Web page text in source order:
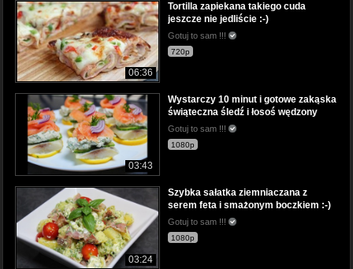
06:36
Tortilla zapiekana takiego cuda
jeszcze nie jedliście :-)
Gotuj to sam !!!
720p
03:43
Wystarczy 10 minut i gotowe zakąska
świąteczna śledź i łosoś wędzony
Gotuj to sam !!!
1080p
03:24
Szybka sałatka ziemniaczana z
serem feta i smażonym boczkiem :-)
Gotuj to sam !!!
1080p